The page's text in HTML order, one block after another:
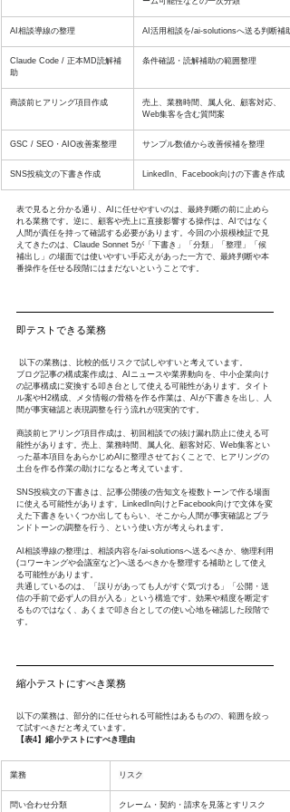
AI相談導線の整理 AI活用相談を/ai-solutionsへ送る判断補助
Claude Code / 正本MD読解補
助
条件確認・読解補助の範囲整理
商談前ヒアリング項目作成
売上、業務時間、属人化、顧客対応、
Web集客を含む質問案
GSC / SEO・AIO改善案整理 サンプル数値から改善候補を整理
SNS投稿文の下書き作成 LinkedIn、Facebook向けの下書き作成
表で見ると分かる通り、AIに任せやすいのは、最終判断の前に止めら
れる業務です。逆に、顧客や売上に直接影響する操作は、AIではなく
人間が責任を持って確認する必要があります。今回の小規模検証で見
えてきたのは、Claude Sonnet 5が「下書き」「分類」「整理」「候
補出し」の場面では使いやすい手応えがあった一方で、最終判断や本
番操作を任せる段階にはまだないということです。
即テストできる業務
以下の業務は、比較的低リスクで試しやすいと考えています。
ブログ記事の構成案作成は、AIニュースや業界動向を、中小企業向け
の記事構成に変換する叩き台として使える可能性があります。タイト
ル案やH2構成、メタ情報の骨格を作る作業は、AIが下書きを出し、人
間が事実確認と表現調整を行う流れが現実的です。
商談前ヒアリング項目作成は、初回相談での抜け漏れ防止に使える可
能性があります。売上、業務時間、属人化、顧客対応、Web集客とい
った基本項目をあらかじめAIに整理させておくことで、ヒアリングの
土台を作る作業の助けになると考えています。
SNS投稿文の下書きは、記事公開後の告知文を複数トーンで作る場面
に使える可能性があります。LinkedIn向けとFacebook向けで文体を変
えた下書きをいくつか出してもらい、そこから人間が事実確認とブラ
ンドトーンの調整を行う、という使い方が考えられます。
AI相談導線の整理は、相談内容を/ai-solutionsへ送るべきか、物理利用
(コワーキングや会議室など)へ送るべきかを整理する補助として使え
る可能性があります。
共通しているのは、「誤りがあっても人がすぐ気づける」「公開・送
信の手前で必ず人の目が入る」という構造です。効果や精度を断定す
るものではなく、あくまで叩き台としての使い心地を確認した段階で
す。
縮小テストにすべき業務
以下の業務は、部分的に任せられる可能性はあるものの、範囲を絞っ
て試すべきだと考えています。
【表4】縮小テストにすべき理由
業務 リスク
問い合わせ分類 クレーム・契約・請求を見落とすリスク